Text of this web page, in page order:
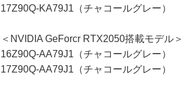
17Z90Q-KA79J1（チャコールグレー）
＜NVIDIA GeForcr RTX2050搭載モデル＞
16Z90Q-AA79J1（チャコールグレー）
17Z90Q-AA79J1（チャコールグレー）